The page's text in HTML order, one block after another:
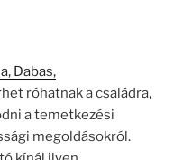
Dabas,
róhatnak a családra,
a temetkezési
megoldásokról.